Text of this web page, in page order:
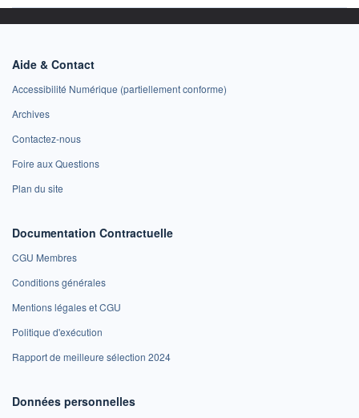
Aide & Contact
Accessibilité Numérique (partiellement conforme)
Archives
Contactez-nous
Foire aux Questions
Plan du site
Documentation Contractuelle
CGU Membres
Conditions générales
Mentions légales et CGU
Politique d'exécution
Rapport de meilleure sélection 2024
Données personnelles